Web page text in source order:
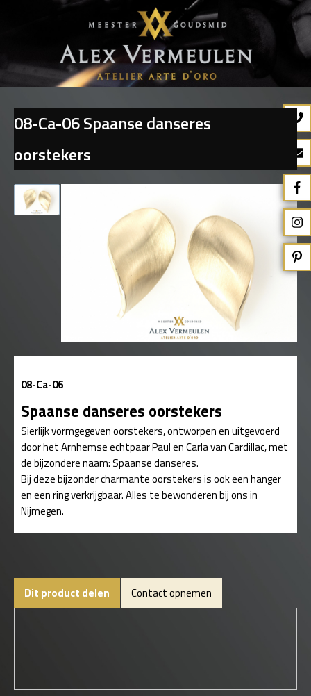
Terug naar overzicht
08-Ca-06 Spaanse danseres
oorstekers
08-Ca-06
Spaanse danseres oorstekers
Sierlijk vormgegeven oorstekers, ontworpen en uitgevoerd
door het Arnhemse echtpaar Paul en Carla van Cardillac, met
de bijzondere naam: Spaanse danseres.
Bij deze bijzonder charmante oorstekers is ook een hanger
en een ring verkrijgbaar. Alles te bewonderen bij ons in
Nijmegen.
Dit product delen Contact opnemen